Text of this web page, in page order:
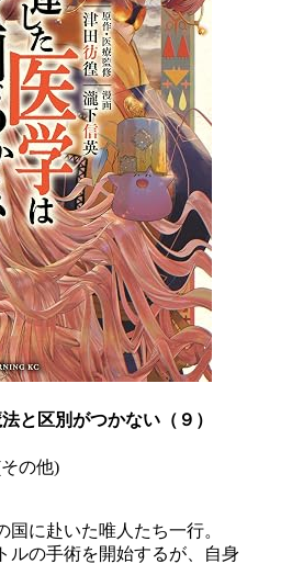
と区別がつかない（９）
の他)
国に赴いた唯人たち一行。
ルの手術を開始するが、自身